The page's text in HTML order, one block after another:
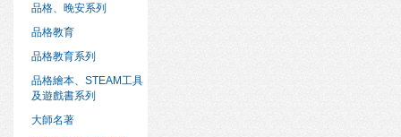
品格、晚安系列
品格教育
品格教育系列
品格繪本、STEAM工具
及遊戲書系列
大師名著